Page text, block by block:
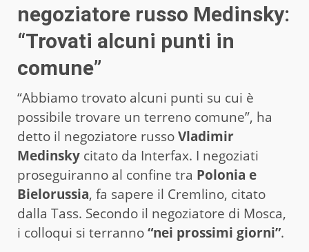
negoziatore russo Medinsky:
“Trovati alcuni punti in
comune”
“Abbiamo trovato alcuni punti su cui è
possibile trovare un terreno comune”, ha
detto il negoziatore russoVladimir
Medinsky citato da Interfax. I negoziati
proseguiranno al confine tra Polonia e
Bielorussia, fa sapere il Cremlino, citato
dalla Tass. Secondo il negoziatore di Mosca,
i colloqui si terranno“nei prossimi giorni”.